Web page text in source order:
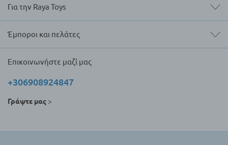
Για την Raya Toys
Έμποροι και πελάτες
Επικοινωνήστε μαζί μας
+306908924847
Γράψτε μας >